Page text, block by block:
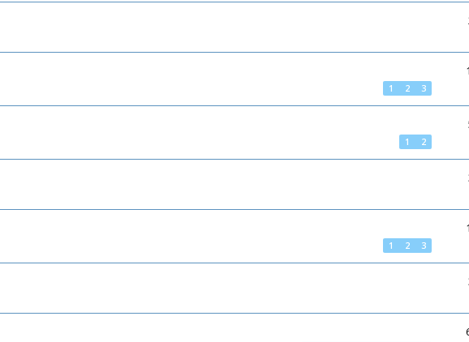
1 2 3
1 2
1 2 3